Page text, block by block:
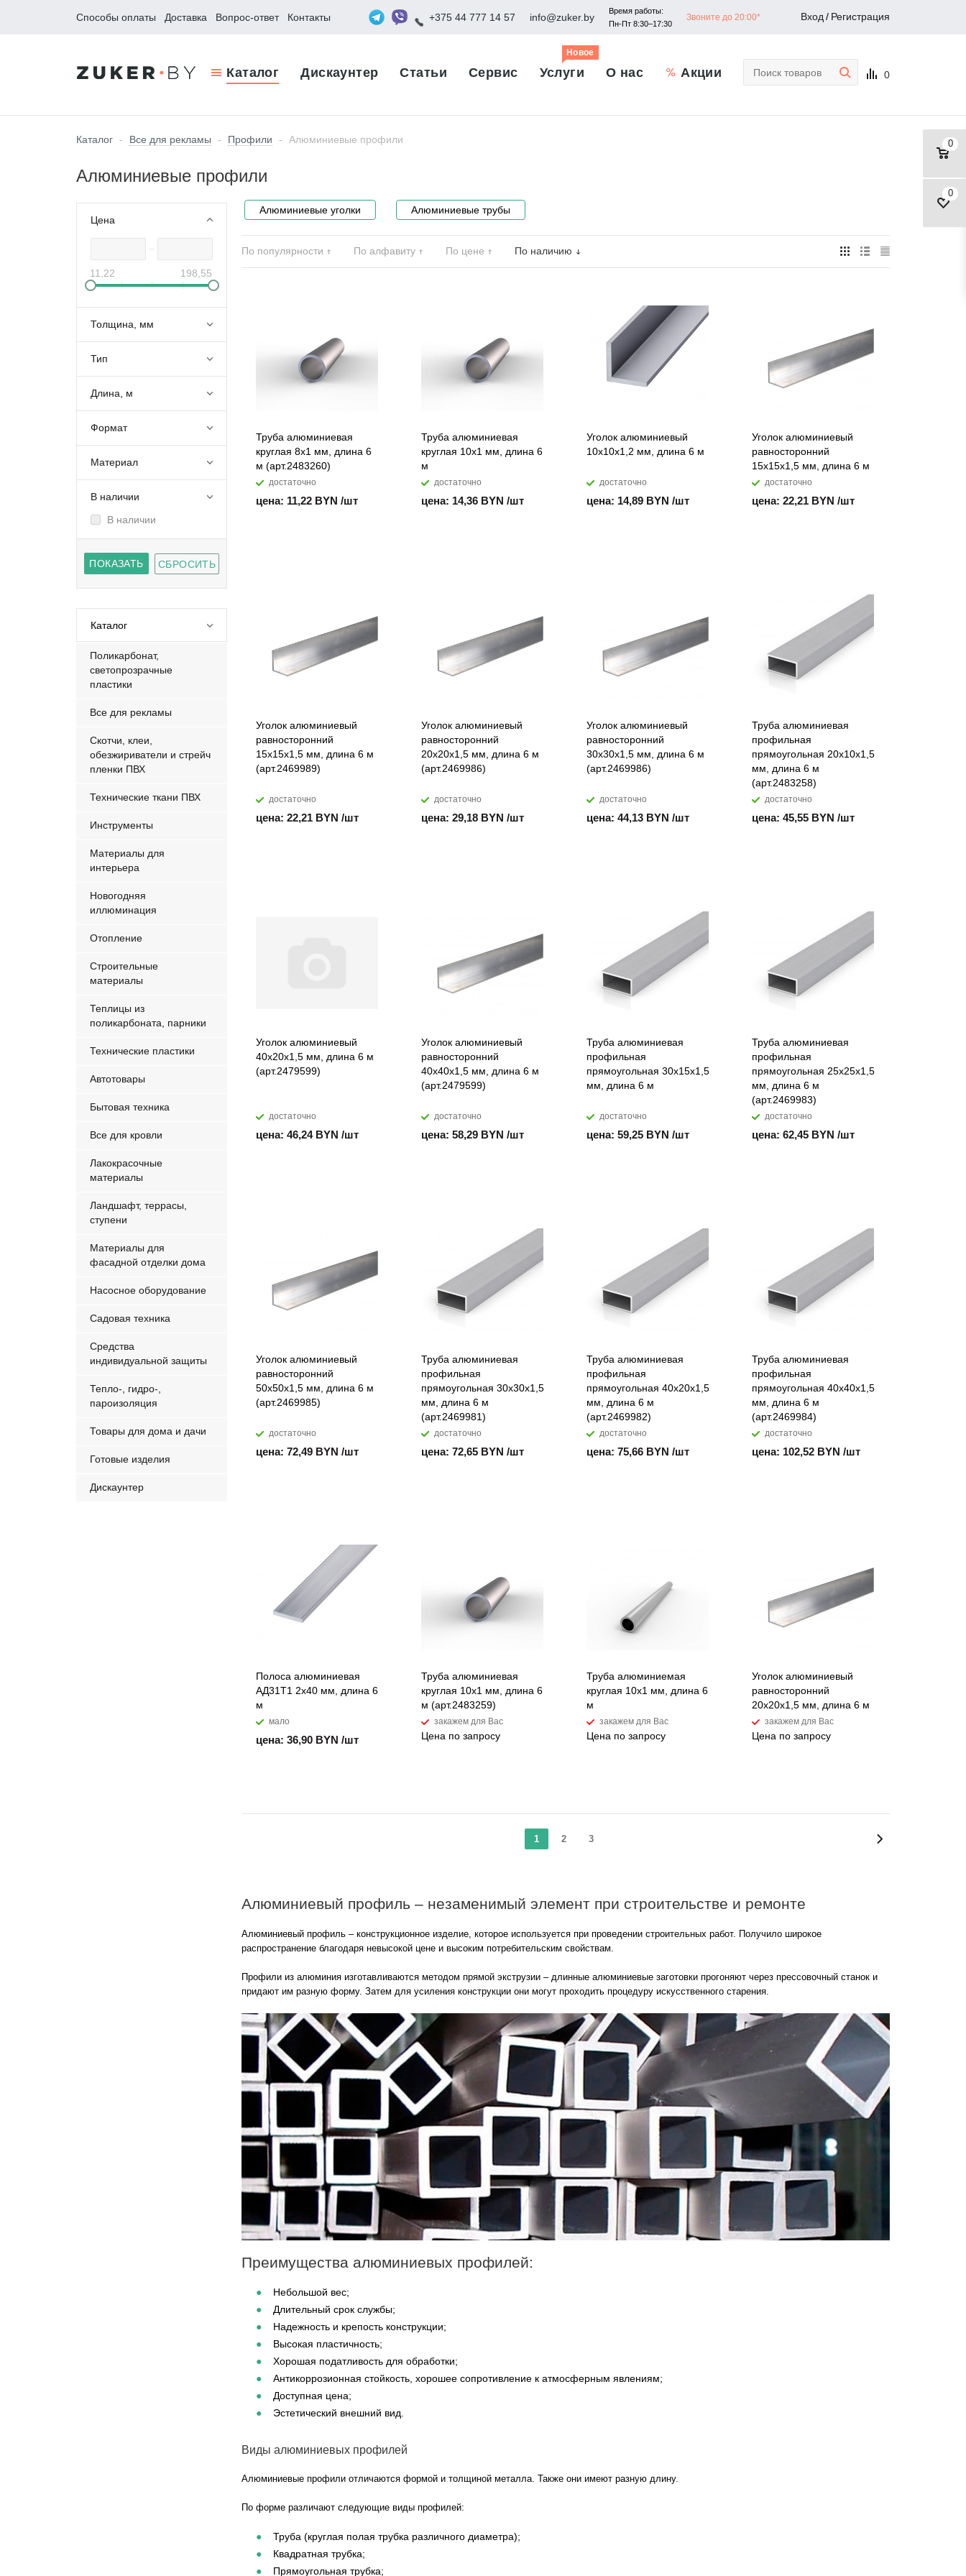
Способы оплаты Доставка Вопрос-ответ Контакты +375 44 777 14 57 info@zuker.by
Время работы:
Пн-Пт 8:30–17:30
Звоните до 20:00* Вход / Регистрация
Каталог Дискаунтер Статьи Сервис Услуги
Новое
О нас Акции 0
0
0
Каталог - Все для рекламы - Профили - Алюминиевые профили
Алюминиевые профили
Цена
11,22 198,55
Толщина, мм
Тип
Длина, м
Формат
Материал
В наличии
В наличии
Каталог
Поликарбонат,
светопрозрачные
пластики
Все для рекламы
Скотчи, клеи,
обезжириватели и стрейч
пленки ПВХ
Технические ткани ПВХ
Инструменты
Материалы для
интерьера
Новогодняя
иллюминация
Отопление
Строительные
материалы
Теплицы из
поликарбоната, парники
Технические пластики
Автотовары
Бытовая техника
Все для кровли
Лакокрасочные
материалы
Ландшафт, террасы,
ступени
Материалы для
фасадной отделки дома
Насосное оборудование
Садовая техника
Средства
индивидуальной защиты
Тепло-, гидро-,
пароизоляция
Товары для дома и дачи
Готовые изделия
Дискаунтер
Алюминиевые уголки Алюминиевые трубы
По популярности По алфавиту По цене По наличию
Труба алюминиевая
круглая 8х1 мм, длина 6
м (арт.2483260)
достаточно
цена: 11,22 BYN /шт
Труба алюминиевая
круглая 10х1 мм, длина 6
м
достаточно
цена: 14,36 BYN /шт
Уголок алюминиевый
10х10х1,2 мм, длина 6 м
достаточно
цена: 14,89 BYN /шт
Уголок алюминиевый
равносторонний
15х15х1,5 мм, длина 6 м
достаточно
цена: 22,21 BYN /шт
Уголок алюминиевый
равносторонний
15х15х1,5 мм, длина 6 м
(арт.2469989)
достаточно
цена: 22,21 BYN /шт
Уголок алюминиевый
равносторонний
20х20х1,5 мм, длина 6 м
(арт.2469986)
достаточно
цена: 29,18 BYN /шт
Уголок алюминиевый
равносторонний
30х30х1,5 мм, длина 6 м
(арт.2469986)
достаточно
цена: 44,13 BYN /шт
Труба алюминиевая
профильная
прямоугольная 20х10х1,5
мм, длина 6 м
(арт.2483258)
достаточно
цена: 45,55 BYN /шт
Уголок алюминиевый
40х20х1,5 мм, длина 6 м
(арт.2479599)
достаточно
цена: 46,24 BYN /шт
Уголок алюминиевый
равносторонний
40х40х1,5 мм, длина 6 м
(арт.2479599)
достаточно
цена: 58,29 BYN /шт
Труба алюминиевая
профильная
прямоугольная 30х15х1,5
мм, длина 6 м
достаточно
цена: 59,25 BYN /шт
Труба алюминиевая
профильная
прямоугольная 25х25х1,5
мм, длина 6 м
(арт.2469983)
достаточно
цена: 62,45 BYN /шт
Уголок алюминиевый
равносторонний
50х50х1,5 мм, длина 6 м
(арт.2469985)
достаточно
цена: 72,49 BYN /шт
Труба алюминиевая
профильная
прямоугольная 30х30х1,5
мм, длина 6 м
(арт.2469981)
достаточно
цена: 72,65 BYN /шт
Труба алюминиевая
профильная
прямоугольная 40х20х1,5
мм, длина 6 м
(арт.2469982)
достаточно
цена: 75,66 BYN /шт
Труба алюминиевая
профильная
прямоугольная 40х40х1,5
мм, длина 6 м
(арт.2469984)
достаточно
цена: 102,52 BYN /шт
Полоса алюминиевая
АД31Т1 2х40 мм, длина 6
м
мало
цена: 36,90 BYN /шт
Труба алюминиевая
круглая 10х1 мм, длина 6
м (арт.2483259)
закажем для Вас
Цена по запросу
Труба алюминиемая
круглая 10х1 мм, длина 6
м
закажем для Вас
Цена по запросу
Уголок алюминиевый
равносторонний
20х20х1,5 мм, длина 6 м
закажем для Вас
Цена по запросу
1 2 3
Алюминиевый профиль – незаменимый элемент при строительстве и ремонте
Алюминиевый профиль – конструкционное изделие, которое используется при проведении строительных работ. Получило широкое
распространение благодаря невысокой цене и высоким потребительским свойствам.
Профили из алюминия изготавливаются методом прямой экструзии – длинные алюминиевые заготовки прогоняют через прессовочный станок и
придают им разную форму. Затем для усиления конструкции они могут проходить процедуру искусственного старения.
Преимущества алюминиевых профилей:
Небольшой вес;
Длительный срок службы;
Надежность и крепость конструкции;
Высокая пластичность;
Хорошая податливость для обработки;
Антикоррозионная стойкость, хорошее сопротивление к атмосферным явлениям;
Доступная цена;
Эстетический внешний вид.
Виды алюминиевых профилей
Алюминиевые профили отличаются формой и толщиной металла. Также они имеют разную длину.
По форме различают следующие виды профилей:
Труба (круглая полая трубка различного диаметра);
Квадратная трубка;
Прямоугольная трубка;